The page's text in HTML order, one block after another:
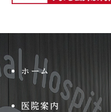
ホーム
医院案内